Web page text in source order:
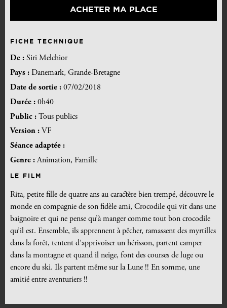
ACHETER MA PLACE
FICHE TECHNIQUE
De : Siri Melchior
Pays : Danemark, Grande-Bretagne
Date de sortie : 07/02/2018
Durée : 0h40
Public : Tous publics
Version : VF
Séance adaptée :
Genre :Animation, Famille
LE FILM
Rita, petite fille de quatre ans au caractère bien trempé, découvre le
monde en compagnie de son fidèle ami, Crocodile qui vit dans une
baignoire et qui ne pense qu’à manger comme tout bon crocodile
qu’il est. Ensemble, ils apprennent à pêcher, ramassent des myrtilles
dans la forêt, tentent d’apprivoiser un hérisson, partent camper
dans la montagne et quand il neige, font des courses de luge ou
encore du ski. Ils partent même sur la Lune !! En somme, une
amitié entre aventuriers !!